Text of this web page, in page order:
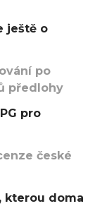
ještě o
po
předlohy
pro
české
kterou doma